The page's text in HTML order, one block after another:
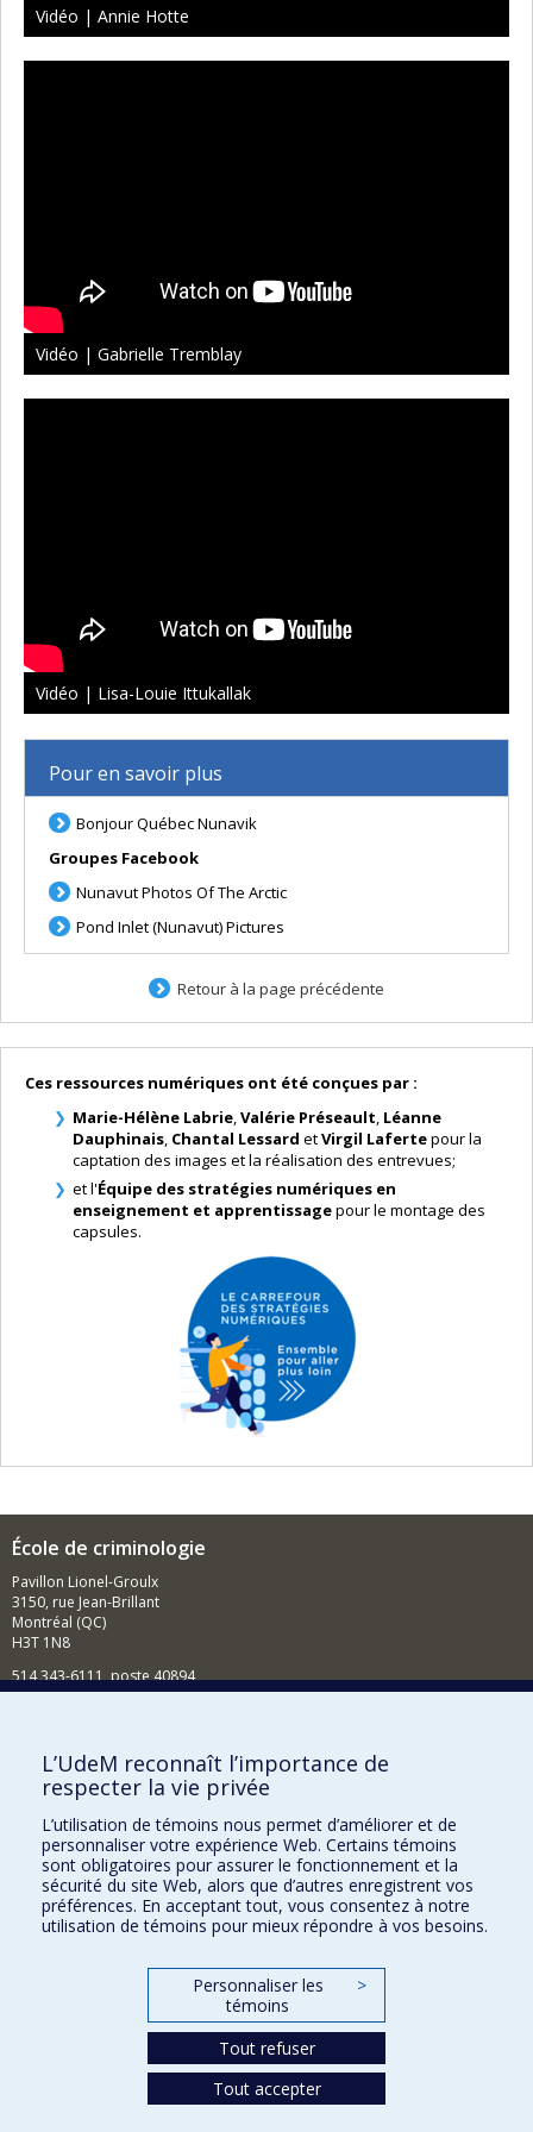
Vidéo | Annie Hotte
Vidéo | Gabrielle Tremblay
Vidéo | Lisa-Louie Ittukallak
Pour en savoir plus
Bonjour Québec Nunavik
Groupes Facebook
Nunavut Photos Of The Arctic
Pond Inlet (Nunavut) Pictures
Retour à la page précédente
Ces ressources numériques ont été conçues par :
Marie-Hélène Labrie Valérie Préseault Léanne
Dauphinais Chantal Lessard etVirgil Lafertepour la
captation des images et la réalisation des entrevues;
et l'Équipe des stratégies numériques en
enseignement et apprentissagepour le montage des
capsules.
École de criminologie
Pavillon Lionel-Groulx
3150, rue Jean-Brillant
Montréal (QC)
H3T 1N8
514 343-6111, poste 40894
Comment soutenir l'École?
BESOIN D'AIDE?
Plan du site
Signaler une erreur
Accessibilité
FACULTÉ DES ARTS ET DES SCIENCES
Nos départements et écoles
L’UdeM reconnaît l’importance de
respecter la vie privée
L’utilisation de témoins nous permet d’améliorer et de
personnaliser votre expérience Web. Certains témoins
sont obligatoires pour assurer le fonctionnement et la
sécurité du site Web, alors que d’autres enregistrent vos
préférences. En acceptant tout, vous consentez à notre
utilisation de témoins pour mieux répondre à vos besoins.
Personnaliser les
témoins
>
Tout refuser
Tout accepter